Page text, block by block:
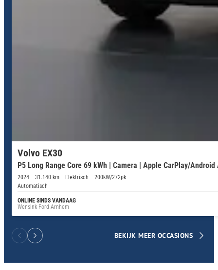
Volvo EX30
P5 Long Range Core 69 kWh | Camera | Apple CarPlay/
2024 31.140 km Elektrisch
200kW/272pk
Automatisch
ONLINE SINDS VANDAAG
Wensink Ford Arnhem
BEKIJK MEER OCCASIONS